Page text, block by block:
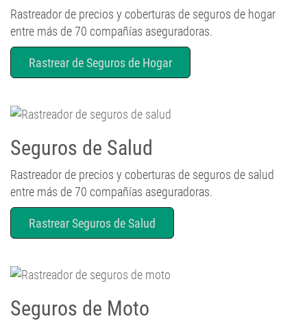
Rastreador de precios y coberturas de seguros de hogar
entre más de 70 compañías aseguradoras.
Rastrear de Seguros de Hogar
Seguros de Salud
Rastreador de precios y coberturas de seguros de salud
entre más de 70 compañías aseguradoras.
Rastrear Seguros de Salud
Seguros de Moto